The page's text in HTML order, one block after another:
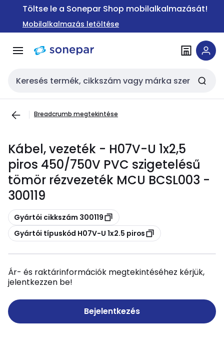
Ugrás a
Ugrás a
tartalomra
Töltse le a Sonepar Shop mobilalkalmazását!
Mobilalkalmazás letöltése
Keresési bemenet
Breadcrumb megtekintése
Kábel, vezeték - H07V-U 1x2,5
piros 450/750V PVC szigetelésű
tömör rézvezeték MCU BCSL003 -
300119
Másolás
Gyártói cikkszám 300119
Másolás
Gyártói típuskód H07V-U 1x2.5 piros
Ár- és raktárinformációk megtekintéséhez kérjük,
jelentkezzen be!
Bejelentkezés